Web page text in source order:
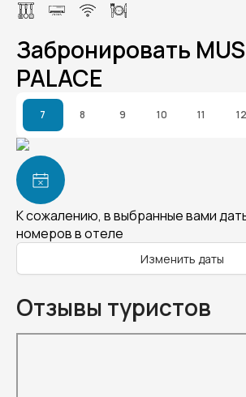
Забронировать
PALACE
7 8 9 10 11 12
К сожалению, в выбранные вами
номеров в отеле
Изменить даты
Отзывы туристов